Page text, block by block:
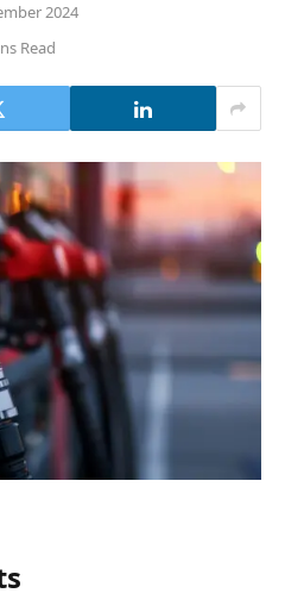
2024
Read